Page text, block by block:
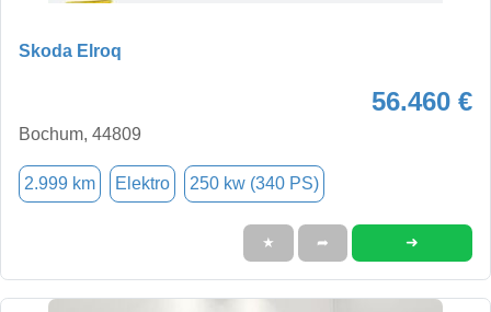
Skoda Elroq
56.460 €
Bochum, 44809
2.999 km Elektro 250 kw (340 PS)
★ ➦ ➜